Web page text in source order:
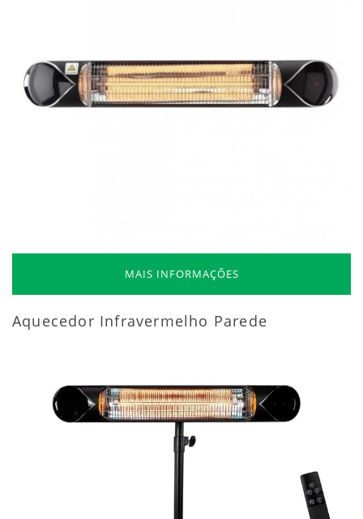
MAIS INFORMAÇÕES
Aquecedor Infravermelho Parede